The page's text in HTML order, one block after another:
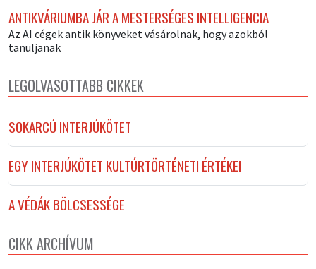
ANTIKVÁRIUMBA JÁR A MESTERSÉGES INTELLIGENCIA
Az AI cégek antik könyveket vásárolnak, hogy azokból
tanuljanak
LEGOLVASOTTABB CIKKEK
SOKARCÚ INTERJÚKÖTET
EGY INTERJÚKÖTET KULTÚRTÖRTÉNETI ÉRTÉKEI
A VÉDÁK BÖLCSESSÉGE
CIKK ARCHÍVUM